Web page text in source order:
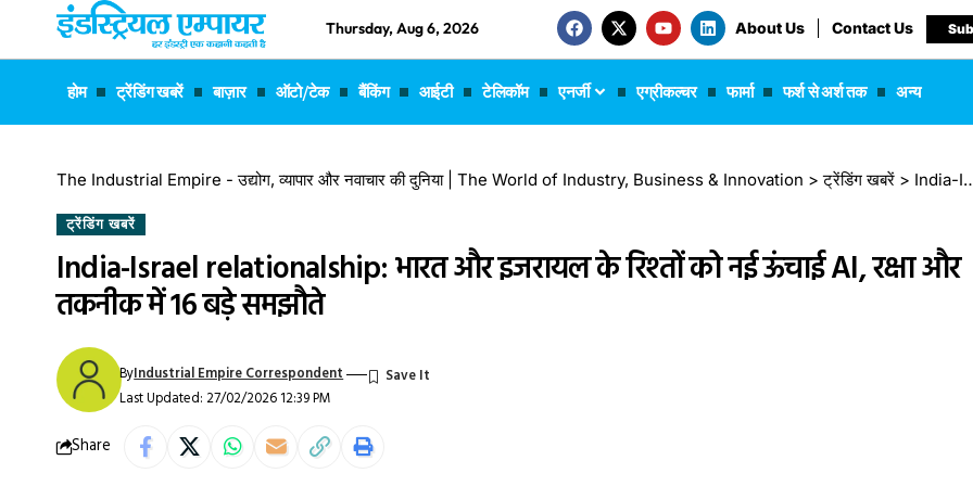
Thursday, Aug 6, 2026 About Us Contact Us
होम ट्रेंडिंग खबरें बाज़ार ऑटो/टेक बैंकिंग आईटी टेलिकॉम एनर्जी एग्रीकल्चर फार्मा फर्श से अर्श तक अन्य
The Industrial Empire - उद्योग, व्यापार और नवाचार की दुनिया | The World of Industry, Business & Innovation >ट्रेंडिंग खबरें > India-Israel relationalship: भारत और इजरायल के रिश्तों को नई ऊंचाई AI, रक्षा और तकनीक में 16 बड़े समझौते
ट्रेंडिंग खबरें
India-Israel relationalship: भारत और इजरायल के रिश्तों को नई ऊंचाई AI, रक्षा और
तकनीक में 16 बड़े समझौते
Last Updated: 27/02/2026 12:39 PM
ByIndustrial Empire Correspondent
Share